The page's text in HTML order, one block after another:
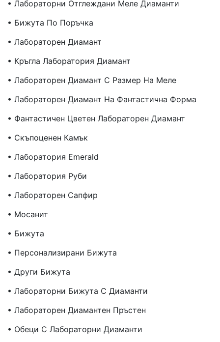
• Лабораторни Отглеждани Меле Диаманти
• Бижута По Поръчка
• Лабораторен Диамант
• Кръгла Лаборатория Диамант
• Лабораторен Диамант С Размер На Меле
• Лабораторен Диамант На Фантастична Форма
• Фантастичен Цветен Лабораторен Диамант
• Скъпоценен Камък
• Лаборатория Emerald
• Лаборатория Руби
• Лабораторен Сапфир
• Мосанит
• Бижута
• Персонализирани Бижута
• Други Бижута
• Лабораторни Бижута С Диаманти
• Лабораторен Диамантен Пръстен
• Обеци С Лабораторни Диаманти